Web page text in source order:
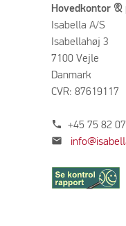
Hovedkontor &
Isabella A/S
Isabellahøj 3
7100 Vejle
Danmark
CVR: 87619117
phone +45 75 82
mail